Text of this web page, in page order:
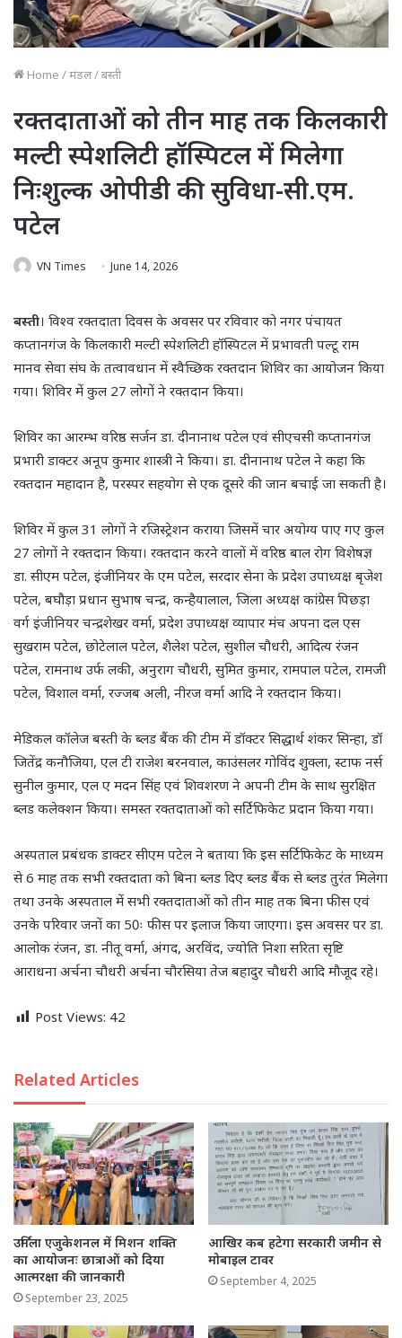
Home /मंडल/बस्ती
रक्तदाताओं को तीन माह तक किलकारी
मल्टी स्पेशलिटी हॉस्पिटल में मिलेगा
निःशुल्क ओपीडी की सुविधा-सी.एम.
पटेल
VN Times June 14, 2026
बस्ती। विश्व रक्तदाता दिवस के अवसर पर रविवार को नगर पंचायत
कप्तानगंज के किलकारी मल्टी स्पेशलिटी हॉस्पिटल में प्रभावती पल्टू राम
मानव सेवा संघ के तत्वावधान में स्वैच्छिक रक्तदान शिविर का आयोजन किया
गया। शिविर में कुल 27 लोगों ने रक्तदान किया।
शिविर का आरम्भ वरिष्ठ सर्जन डा. दीनानाथ पटेल एवं सीएचसी कप्तानगंज
प्रभारी डाक्टर अनूप कुमार शास्त्री ने किया। डा. दीनानाथ पटेल ने कहा कि
रक्तदान महादान है, परस्पर सहयोग से एक दूसरे की जान बचाई जा सकती है।
शिविर में कुल 31 लोगों ने रजिस्ट्रेशन कराया जिसमें चार अयोग्य पाए गए कुल
27 लोगों ने रक्तदान किया। रक्तदान करने वालों में वरिष्ठ बाल रोग विशेषज्ञ
डा. सीएम पटेल, इंजीनियर के एम पटेल, सरदार सेना के प्रदेश उपाध्यक्ष बृजेश
पटेल, बघौड़ा प्रधान सुभाष चन्द्र, कन्हैयालाल, जिला अध्यक्ष कांग्रेस पिछड़ा
वर्ग इंजीनियर चन्द्रशेखर वर्मा, प्रदेश उपाध्यक्ष व्यापार मंच अपना दल एस
सुखराम पटेल, छोटेलाल पटेल, शैलेश पटेल, सुशील चौधरी, आदित्य रंजन
पटेल, रामनाथ उर्फ लकी, अनुराग चौधरी, सुमित कुमार, रामपाल पटेल, रामजी
पटेल, विशाल वर्मा, रज्जब अली, नीरज वर्मा आदि ने रक्तदान किया।
मेडिकल कॉलेज बस्ती के ब्लड बैंक की टीम में डॉक्टर सिद्धार्थ शंकर सिन्हा, डॉ
जितेंद्र कनौजिया, एल टी राजेश बरनवाल, काउंसलर गोविंद शुक्ला, स्टाफ नर्स
सुनील कुमार, एल ए मदन सिंह एवं शिवशरण ने अपनी टीम के साथ सुरक्षित
ब्लड कलेक्शन किया। समस्त रक्तदाताओं को सर्टिफिकेट प्रदान किया गया।
अस्पताल प्रबंधक डाक्टर सीएम पटेल ने बताया कि इस सर्टिफिकेट के माध्यम
से 6 माह तक सभी रक्तदाता को बिना ब्लड दिए ब्लड बैंक से ब्लड तुरंत मिलेगा
तथा उनके अस्पताल में सभी रक्तदाताओं को तीन माह तक बिना फीस एवं
उनके परिवार जनों का 50ः फीस पर इलाज किया जाएगा। इस अवसर पर डा.
आलोक रंजन, डा. नीतू वर्मा, अंगद, अरविंद, ज्योति निशा सरिता सृष्टि
आराधना अर्चना चौधरी अर्चना चौरसिया तेज बहादुर चौधरी आदि मौजूद रहे।
Post Views: 42
Related Articles
उर्मिला एजुकेशनल में मिशन शक्ति
का आयोजनः छात्राओं को दिया
आत्मरक्षा की जानकारी
September 23, 2025
आखिर कब हटेगा सरकारी जमीन से
मोबाइल टावर
September 4, 2025